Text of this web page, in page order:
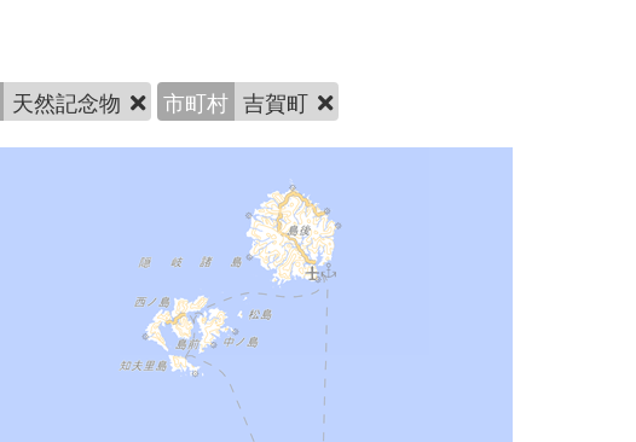
天然記念物 市町村 吉賀町